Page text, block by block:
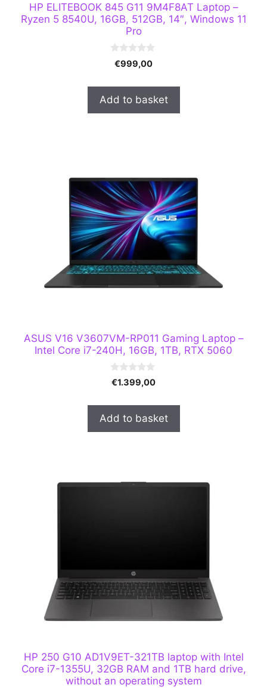
HP ELITEBOOK 845 G11 9M4F8AT Laptop –
Ryzen 5 8540U, 16GB, 512GB, 14″, Windows 11
Pro
t
f
€999,00
Add to basket
ASUS V16 V3607VM-RP011 Gaming Laptop –
Intel Core i7-240H, 16GB, 1TB, RTX 5060
0
o
t
o
f
€1.399,00
Add to basket
HP 250 G10 AD1V9ET-321TB laptop with Intel
Core i7-1355U, 32GB RAM and 1TB hard drive,
without an operating system